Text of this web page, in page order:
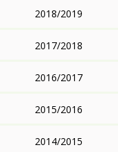
2018/2019
2017/2018
2016/2017
2015/2016
2014/2015